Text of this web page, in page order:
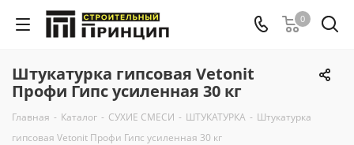
0
Штукатурка гипсовая Vetonit
Профи Гипс усиленная 30 кг
Главная - Каталог - СУХИЕ СМЕСИ - ШТУКАТУРКА - Штукатурка
гипсовая Vetonit Профи Гипс усиленная 30 кг